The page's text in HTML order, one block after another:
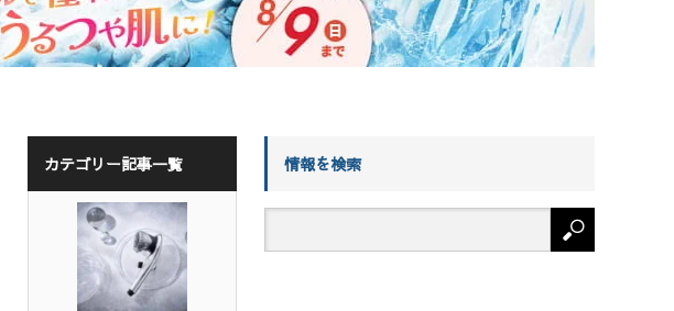
カテゴリー記事一覧 情報を検索